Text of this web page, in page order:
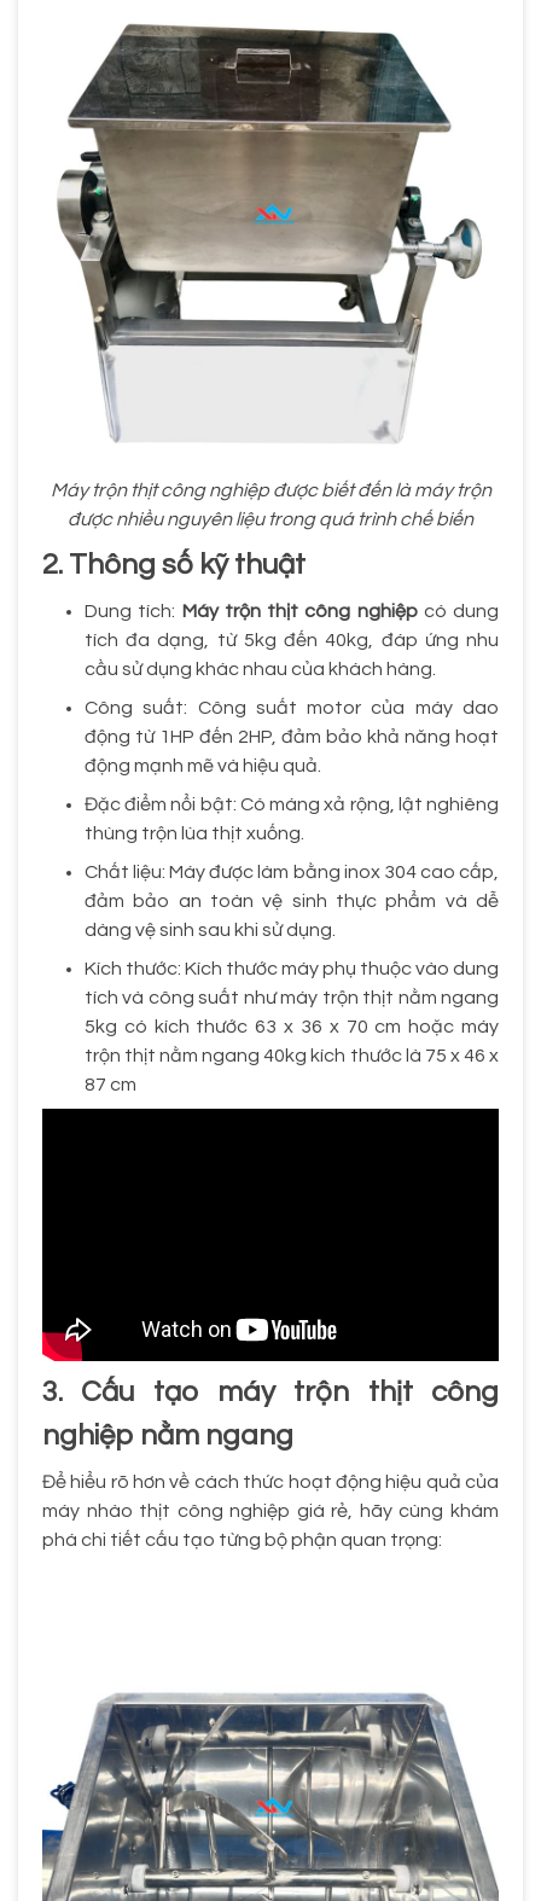
Máy trộn thịt công nghiệp được biết đến là máy trộn
được nhiều nguyên liệu trong quá trình chế biến
2. Thông số kỹ thuật
Dung tích: Máy trộn thịt công nghiệpcó dung
tích đa dạng, từ 5kg đến 40kg, đáp ứng nhu
cầu sử dụng khác nhau của khách hàng.
Công suất: Công suất motor của máy dao
động từ 1HP đến 2HP, đảm bảo khả năng hoạt
động mạnh mẽ và hiệu quả.
Đặc điểm nổi bật: Có máng xả rộng, lật nghiêng
thùng trộn lùa thịt xuống.
Chất liệu: Máy được làm bằng inox 304 cao cấp,
đảm bảo an toàn vệ sinh thực phẩm và dễ
dàng vệ sinh sau khi sử dụng.
Kích thước: Kích thước máy phụ thuộc vào dung
tích và công suất như máy trộn thịt nằm ngang
5kg có kích thước 63 x 36 x 70 cm hoặc máy
trộn thịt nằm ngang 40kg kích thước là 75 x 46 x
87 cm
3. Cấu tạo máy trộn thịt công
nghiệp nằm ngang
Để hiểu rõ hơn về cách thức hoạt động hiệu quả của
máy nhào thịt công nghiệp giá rẻ, hãy cùng khám
phá chi tiết cấu tạo từng bộ phận quan trọng: